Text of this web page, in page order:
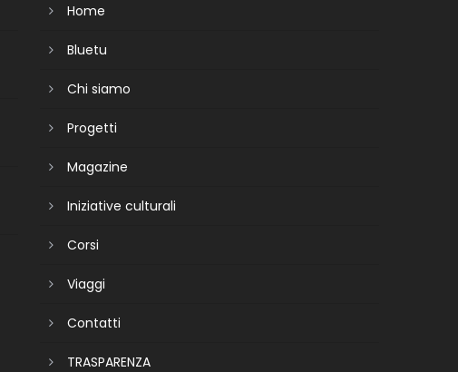
Home
Bluetu
Chi siamo
Progetti
Magazine
Iniziative culturali
Corsi
Viaggi
Contatti
TRASPARENZA